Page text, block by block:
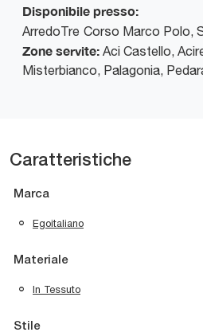
Disponibile presso:
ArredoTre Corso Marco Polo,
Zone servite: Aci Castello,
Misterbianco, Palagonia,
Caratteristiche
Marca
Egoitaliano
Materiale
In Tessuto
Stile